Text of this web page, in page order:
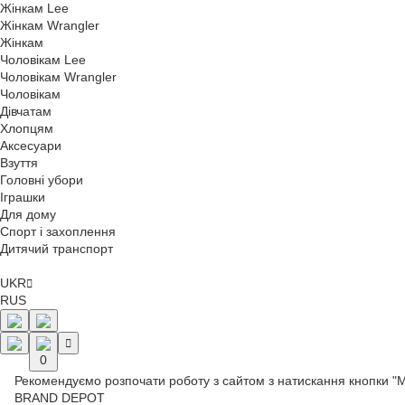
Жінкам Lee
Жінкам Wrangler
Жінкам
Чоловікам Lee
Чоловікам Wrangler
Чоловікам
Дівчатам
Хлопцям
Аксесуари
Взуття
Головні убори
Іграшки
Для дому
Спорт і захоплення
Дитячий транспорт
UKR
RUS
0
Рекомендуємо розпочати роботу з сайтом з натискання кнопки
BRAND DEPOT